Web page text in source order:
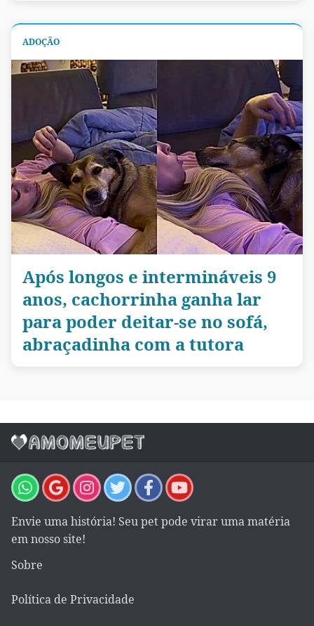
ADOÇÃO
Após longos e intermináveis 9
anos, cachorrinha ganha lar
para poder deitar-se no sofá,
abraçadinha com a tutora
Envie uma história! Seu pet pode virar uma matéria
em nosso site!
Sobre
Política de Privacidade